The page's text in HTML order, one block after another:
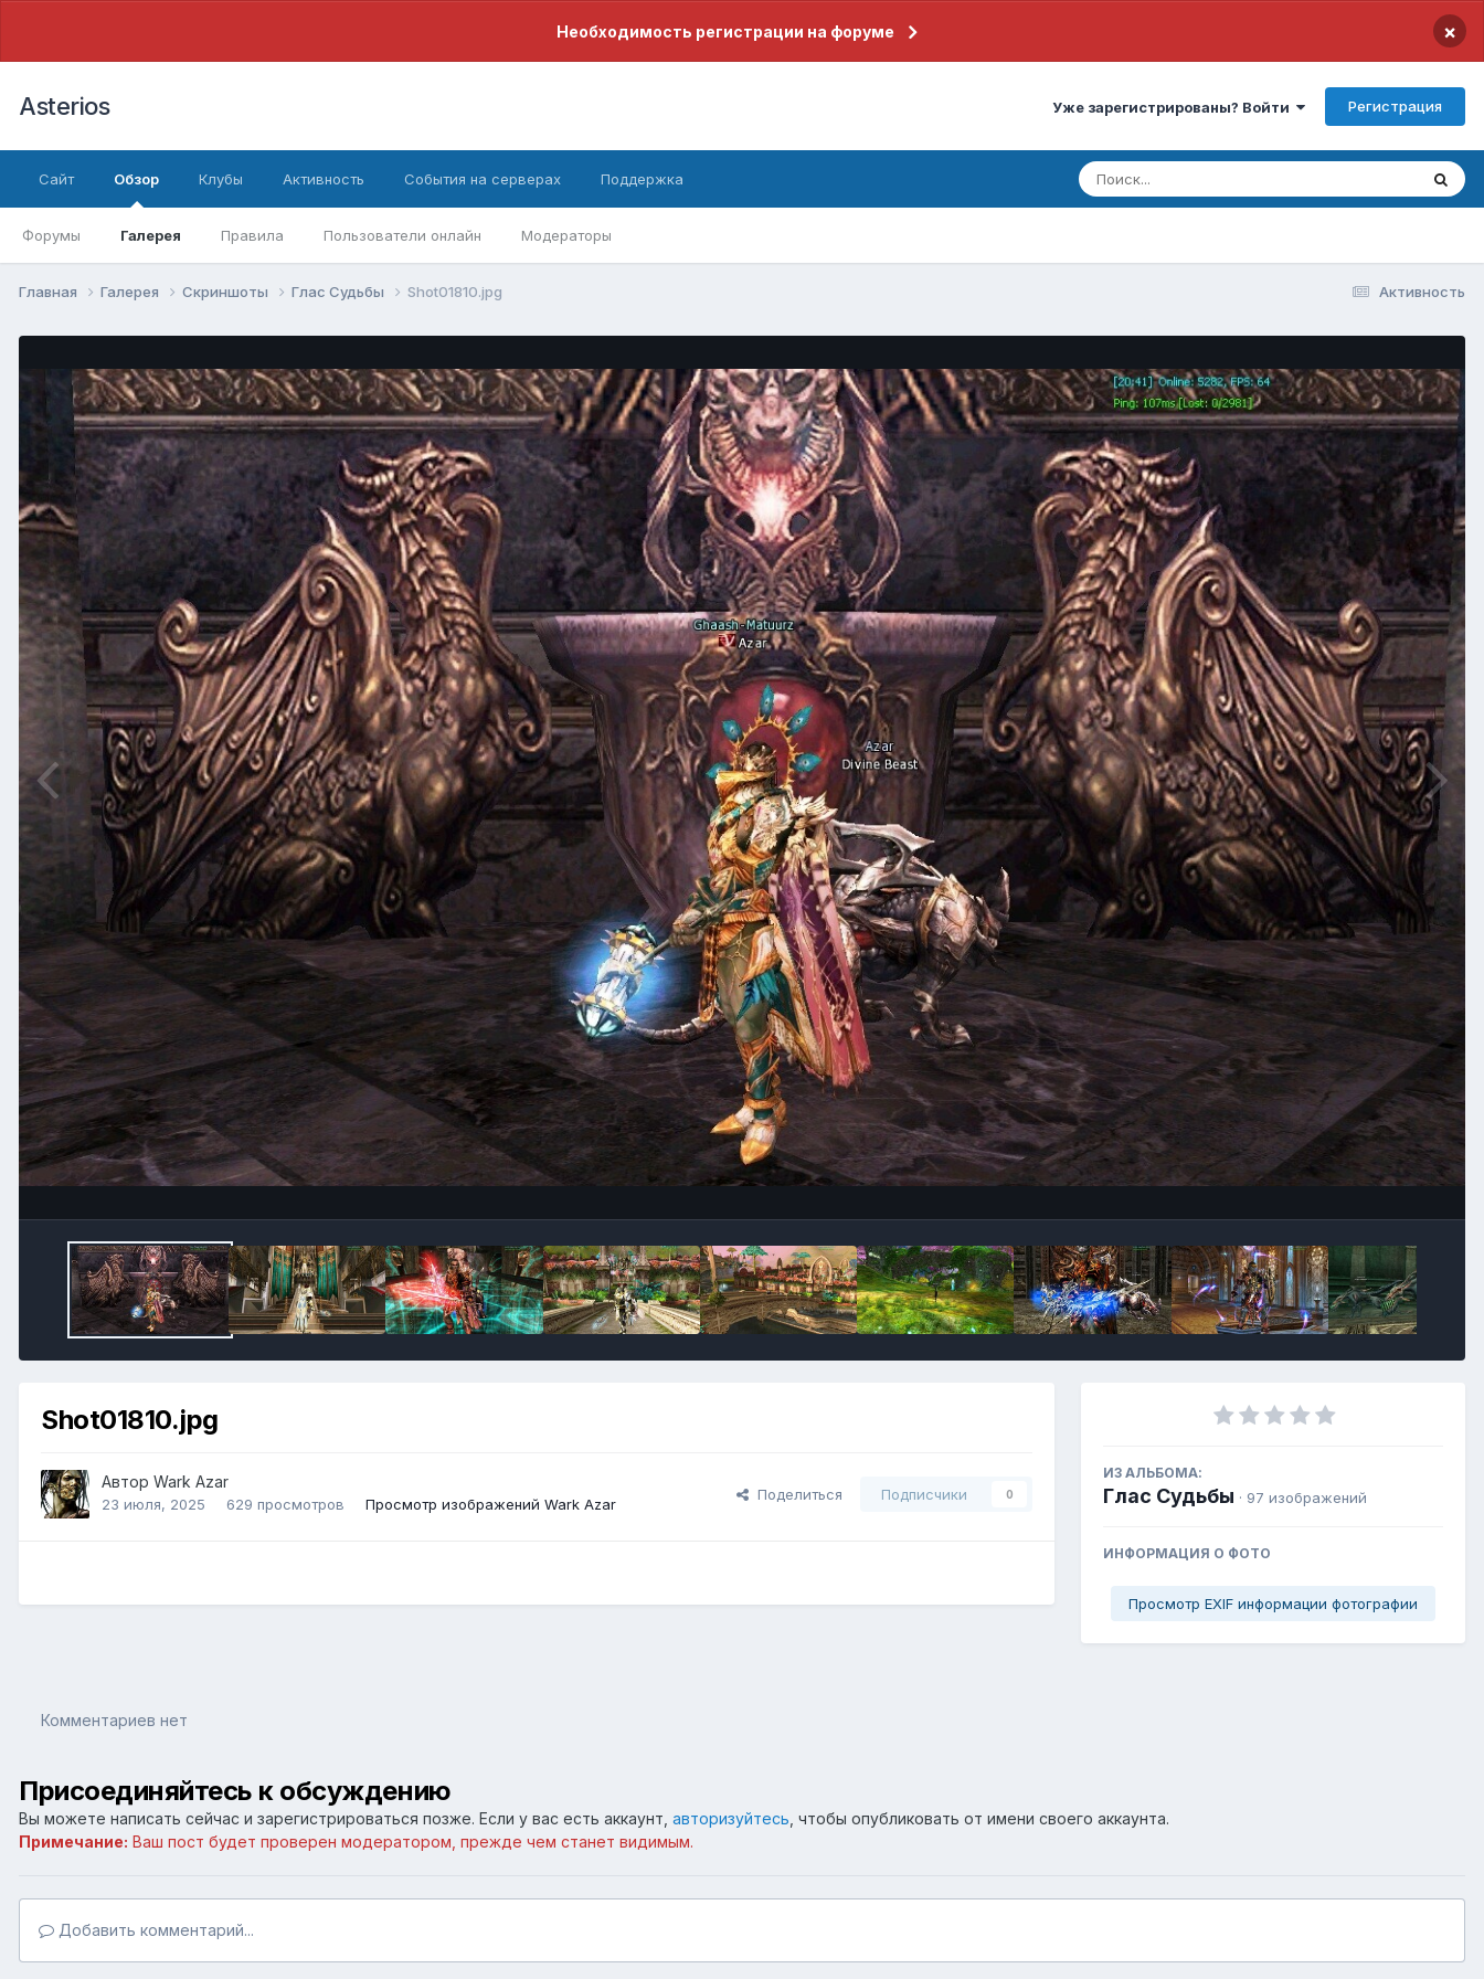
Необходимость регистрации на форуме ×
Asterios Уже зарегистрированы? Войти Регистрация
Сайт Обзор
Форумы Галерея Правила Пользователи онлайн Модераторы
Клубы Активность События на серверах Поддержка
Активность
Главная Галерея Скриншоты Глас Судьбы Shot01810.jpg
Инструменты
Shot01810.jpg
Автор Wark Azar
23 июля, 2025 629 просмотров Просмотр изображений Wark Azar
Поделиться Подписчики 0
ИЗ АЛЬБОМА:
Глас Судьбы · 97 изображений
ИНФОРМАЦИЯ О ФОТО
Просмотр EXIF информации фотографии
Комментариев нет
Присоединяйтесь к обсуждению
Вы можете написать сейчас и зарегистрироваться позже. Если у вас есть аккаунт, авторизуйтесь , чтобы опубликовать от имени своего аккаунта.
Примечание: Ваш пост будет проверен модератором, прежде чем станет видимым.
Добавить комментарий...